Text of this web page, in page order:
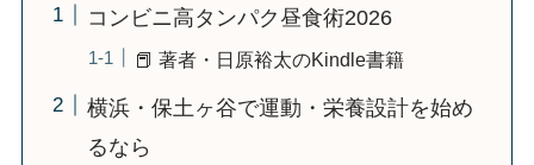
コンビニ高タンパク昼食術2026
📕 著者・日原裕太のKindle書籍
横浜・保土ヶ谷で運動・栄養設計を始め
るなら